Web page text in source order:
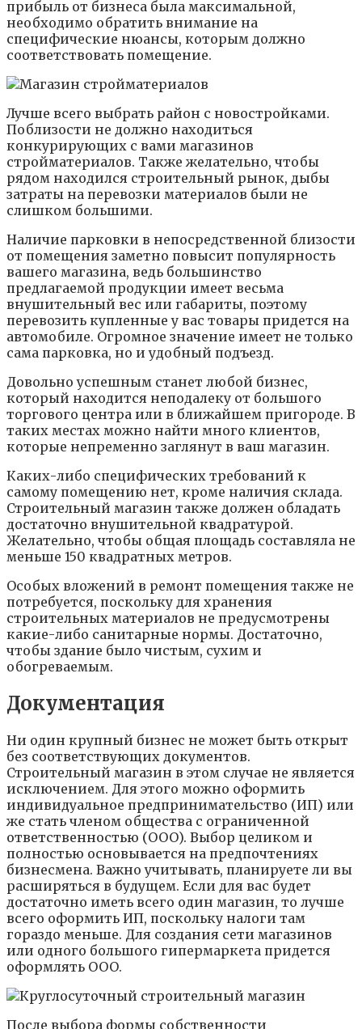
прибыль от бизнеса была максимальной,
необходимо обратить внимание на
специфические нюансы, которым должно
соответствовать помещение.
Лучше всего выбрать район с новостройками.
Поблизости не должно находиться
конкурирующих с вами магазинов
стройматериалов. Также желательно, чтобы
рядом находился строительный рынок, дыбы
затраты на перевозки материалов были не
слишком большими.
Наличие парковки в непосредственной близости
от помещения заметно повысит популярность
вашего магазина, ведь большинство
предлагаемой продукции имеет весьма
внушительный вес или габариты, поэтому
перевозить купленные у вас товары придется на
автомобиле. Огромное значение имеет не только
сама парковка, но и удобный подъезд.
Довольно успешным станет любой бизнес,
который находится неподалеку от большого
торгового центра или в ближайшем пригороде. В
таких местах можно найти много клиентов,
которые непременно заглянут в ваш магазин.
Каких-либо специфических требований к
самому помещению нет, кроме наличия склада.
Строительный магазин также должен обладать
достаточно внушительной квадратурой.
Желательно, чтобы общая площадь составляла не
меньше 150 квадратных метров.
Особых вложений в ремонт помещения также не
потребуется, поскольку для хранения
строительных материалов не предусмотрены
какие-либо санитарные нормы. Достаточно,
чтобы здание было чистым, сухим и
обогреваемым.
Документация
Ни один крупный бизнес не может быть открыт
без соответствующих документов.
Строительный магазин в этом случае не является
исключением. Для этого можно оформить
индивидуальное предпринимательство (ИП) или
же стать членом общества с ограниченной
ответственностью (ООО). Выбор целиком и
полностью основывается на предпочтениях
бизнесмена. Важно учитывать, планируете ли вы
расширяться в будущем. Если для вас будет
достаточно иметь всего один магазин, то лучше
всего оформить ИП, поскольку налоги там
гораздо меньше. Для создания сети магазинов
или одного большого гипермаркета придется
оформлять ООО.
После выбора формы собственности